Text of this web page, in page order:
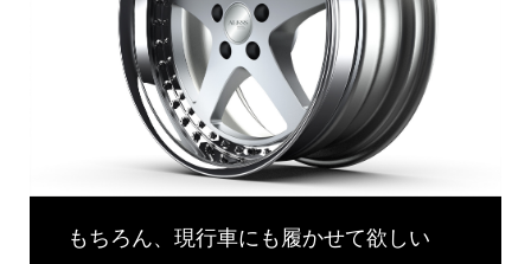
もちろん、現行車にも履かせて欲しい